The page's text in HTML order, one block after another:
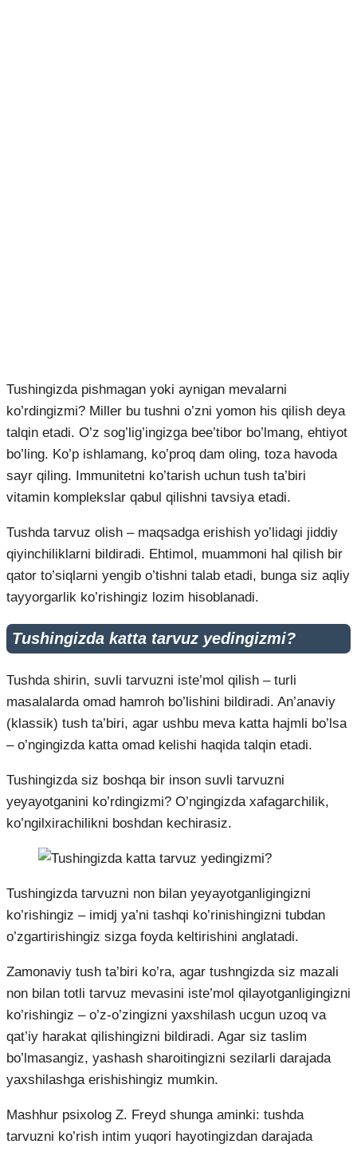
Tushingizda pishmagan yoki aynigan mevalarni
ko’rdingizmi? Miller bu tushni o’zni yomon his qilish deya
talqin etadi. O’z sog’lig’ingizga bee’tibor bo’lmang, ehtiyot
bo’ling. Ko’p ishlamang, ko’proq dam oling, toza havoda
sayr qiling. Immunitetni ko’tarish uchun tush ta’biri
vitamin komplekslar qabul qilishni tavsiya etadi.
Tushda tarvuz olish – maqsadga erishish yo’lidagi jiddiy
qiyinchiliklarni bildiradi. Ehtimol, muammoni hal qilish bir
qator to’siqlarni yengib o’tishni talab etadi, bunga siz aqliy
tayyorgarlik ko’rishingiz lozim hisoblanadi.
Tushingizda katta tarvuz yedingizmi?
Tushda shirin, suvli tarvuzni iste’mol qilish – turli
masalalarda omad hamroh bo’lishini bildiradi. An’anaviy
(klassik) tush ta’biri, agar ushbu meva katta hajmli bo’lsa
– o’ngingizda katta omad kelishi haqida talqin etadi.
Tushingizda siz boshqa bir inson suvli tarvuzni
yeyayotganini ko’rdingizmi? O’ngingizda xafagarchilik,
ko’ngilxirachilikni boshdan kechirasiz.
Tushingizda tarvuzni non bilan yeyayotganligingizni
ko’rishingiz – imidj ya’ni tashqi ko’rinishingizni tubdan
o’zgartirishingiz sizga foyda keltirishini anglatadi.
Zamonaviy tush ta’biri ko’ra, agar tushngizda siz mazali
non bilan totli tarvuz mevasini iste’mol qilayotganligingizni
ko’rishingiz – o’z-o’zingizni yaxshilash ucgun uzoq va
qat’iy harakat qilishingizni bildiradi. Agar siz taslim
bo’lmasangiz, yashash sharoitingizni sezilarli darajada
yaxshilashga erishishingiz mumkin.
Mashhur psixolog Z. Freyd shunga aminki: tushda
tarvuzni ko’rish intim yuqori hayotingizdan darajada